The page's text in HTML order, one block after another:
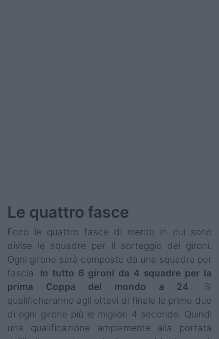
Le quattro fasce
Ecco le quattro fasce di merito in cui sono
divise le squadre per il sorteggio dei gironi.
Ogni girone sarà composto da una squadra per
fascia. In tutto 6 gironi da 4 squadre per la
prima Coppa del mondo a 24. Si
qualificheranno agli ottavi di finale le prime due
di ogni girone più le migliori 4 seconde. Quindi
una qualificazione ampiamente alla portata